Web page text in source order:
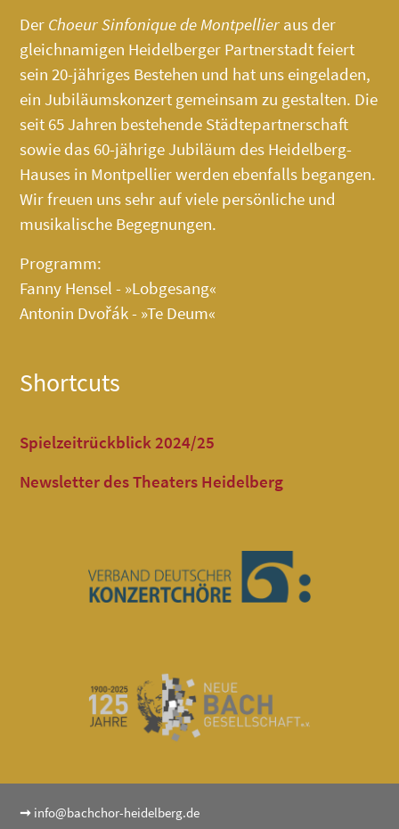
Der Choeur Sinfonique de Montpellier aus der
gleichnamigen Heidelberger Partnerstadt feiert
sein 20-jähriges Bestehen und hat uns eingeladen,
ein Jubiläumskonzert gemeinsam zu gestalten. Die
seit 65 Jahren bestehende Städtepartnerschaft
sowie das 60-jährige Jubiläum des Heidelberg-
Hauses in Montpellier werden ebenfalls begangen.
Wir freuen uns sehr auf viele persönliche und
musikalische Begegnungen.
Programm:
Fanny Hensel - »Lobgesang«
Antonin Dvořák - »Te Deum«
Shortcuts
Spielzeitrückblick 2024/25
Newsletter des Theaters Heidelberg
➞ info@bachchor-heidelberg.de